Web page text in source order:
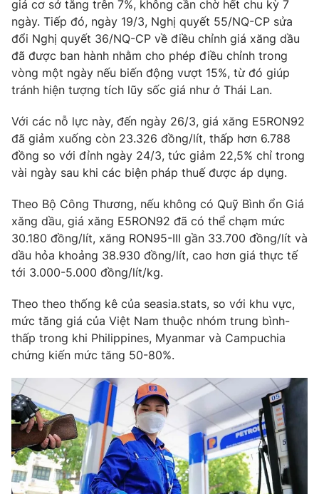
giá cơ sở tăng trên 7%, không cần chờ hết chu kỳ 7
ngày. Tiếp đó, ngày 19/3, Nghị quyết 55/NQ-CP sửa
đổi Nghị quyết 36/NQ-CP về điều chỉnh giá xăng dầu
đã được ban hành nhằm cho phép điều chỉnh trong
vòng một ngày nếu biến động vượt 15%, từ đó giúp
tránh hiện tượng tích lũy sốc giá như ở Thái Lan.
Với các nỗ lực này, đến ngày 26/3, giá xăng E5RON92
đã giảm xuống còn 23.326 đồng/lít, thấp hơn 6.788
đồng so với đỉnh ngày 24/3, tức giảm 22,5% chỉ trong
vài ngày sau khi các biện pháp thuế được áp dụng.
Theo Bộ Công Thương, nếu không có Quỹ Bình ổn Giá
xăng dầu, giá xăng E5RON92 đã có thể chạm mức
30.180 đồng/lít, xăng RON95-III gần 33.700 đồng/lít và
dầu hỏa khoảng 38.930 đồng/lít, cao hơn giá thực tế
tới 3.000-5.000 đồng/lít/kg.
Theo theo thống kê của seasia.stats, so với khu vực,
mức tăng giá của Việt Nam thuộc nhóm trung bình-
thấp trong khi Philippines, Myanmar và Campuchia
chứng kiến mức tăng 50-80%.